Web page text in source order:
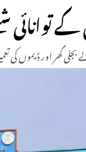
توانائی
گھر اور ڈیموں کی